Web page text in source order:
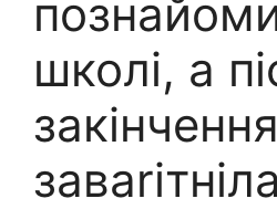
школі, а